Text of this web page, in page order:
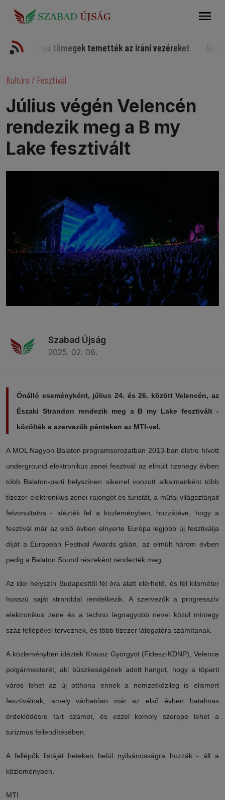
tömegek temették az iráni vezéreket Somorjai
Kultúra / Fesztivál
Július végén Velencén
rendezik meg a B my
Lake fesztivált
Szabad Újság
2025. 02. 08.
Önálló eseményként, július 24. és 26. között Velencén, az
Északi Strandon rendezik meg a B my Lake fesztivált -
közölték a szervezők pénteken az MTI-vel.
A MOL Nagyon Balaton programsorozatban 2013-ban életre hívott
underground elektronikus zenei fesztivál az elmúlt tizenegy évben
több Balaton-parti helyszínen sikerrel vonzott alkalmanként több
tízezer elektronikus zenei rajongót és turistát, a műfaj világsztárjait
felvonultatva - idézték fel a közleményben, hozzátéve, hogy a
fesztivál már az első évben elnyerte Európa legjobb új fesztiválja
díját a European Festival Awards gálán, az elmúlt három évben
pedig a Balaton Sound részeként rendezték meg.
Az idei helyszín Budapesttől fél óra alatt elérhető, és fél kilométer
hosszú saját stranddal rendelkezik. A szervezők a progresszív
elektronikus zene és a techno legnagyobb nevei közül mintegy
száz fellépővel terveznek, és több tízezer látogatóra számítanak.
A közleményben idézték Krausz Györgyöt (Fidesz-KDNP), Velence
polgármesterét, aki büszkeségének adott hangot, hogy a tóparti
város lehet az új otthona ennek a nemzetközileg is elismert
fesztiválnak, amely várhatóan már az első évben hatalmas
érdeklődésre tart számot, és ezzel komoly szerepe lehet a
turizmus fellendítésében.
A fellépők listáját heteken belül nyilvánosságra hozzák - áll a
közleményben.
MTI